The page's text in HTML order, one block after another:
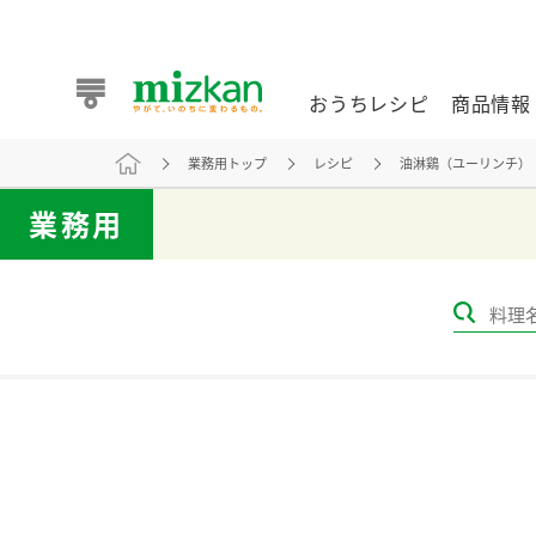
おうちレシピ
おうちレシピ
商品情報
商品情報 トップ
企業情報 トップ
お客様相談センター トップ
ミツカン公式通販
業務用トップ レシピ 油淋鶏（ユーリンチ）
業務用